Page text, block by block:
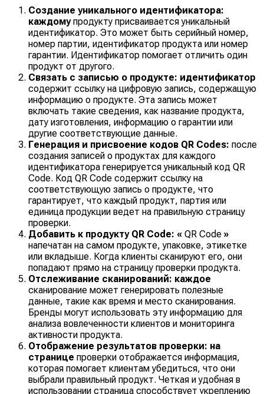
Создание уникального идентификатора:
каждомупродукту присваивается уникальный
идентификатор. Это может быть серийный номер,
номер партии, идентификатор продукта или номер
гарантии. Идентификатор помогает отличить один
продукт от другого.
Связать с записью о продукте: идентификатор
содержит ссылку на цифровую запись, содержащую
информацию о продукте. Эта запись может
включать такие сведения, как название продукта,
дату изготовления, информацию о гарантии или
другие соответствующие данные.
Генерация и присвоение кодов QR Codes: после
создания записей о продуктах для каждого
идентификатора генерируется уникальный код QR
Code. Код QR Code содержит ссылку на
соответствующую запись о продукте, что
гарантирует, что каждый продукт, партия или
единица продукции ведет на правильную страницу
проверки.
Добавить к продукту QR Code: « QR Code »
напечатан на самом продукте, упаковке, этикетке
или вкладыше. Когда клиенты сканируют его, они
попадают прямо на страницу проверки продукта.
Отслеживание сканирований: каждое
сканирование может генерировать полезные
данные, такие как время и место сканирования.
Бренды могут использовать эту информацию для
анализа вовлеченности клиентов и мониторинга
активности продукта.
Отображение результатов проверки: на
странице проверки отображается информация,
которая помогает клиентам убедиться, что они
выбрали правильный продукт. Четкая и удобная в
использовании страница способствует укреплению